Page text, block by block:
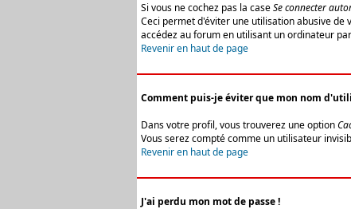
Si vous ne cochez pas la caseSe connecter
Ceci permet d'éviter une utilisation abusive de
accédez au forum en utilisant un ordinateur
Revenir en haut de page
Comment puis-je éviter que mon nom
Dans votre profil, vous trouverez une option
Vous serez compté comme un utilisateur
Revenir en haut de page
J'ai perdu mon mot de passe !